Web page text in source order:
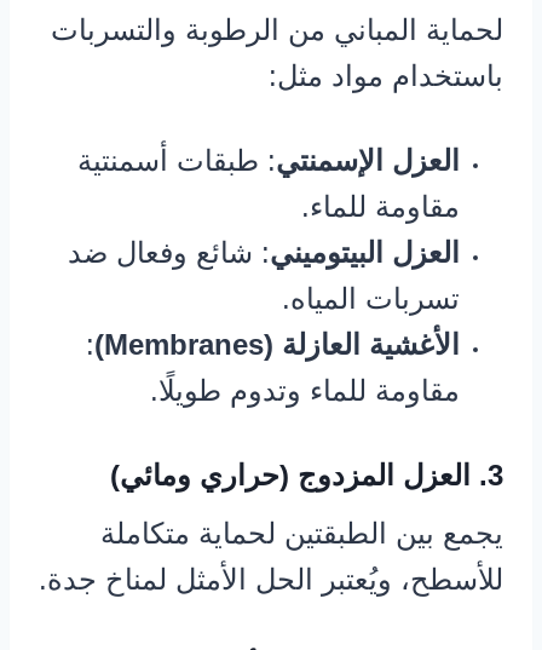
لحماية المباني من الرطوبة والتسربات
باستخدام مواد مثل:
العزل الإسمنتي: طبقات أسمنتية
مقاومة للماء.
العزل البيتوميني: شائع وفعال ضد
تسربات المياه.
الأغشية العازلة (Membranes)
:
مقاومة للماء وتدوم طويلًا.
3. العزل المزدوج (حراري ومائي)
يجمع بين الطبقتين لحماية متكاملة
للأسطح، ويُعتبر الحل الأمثل لمناخ جدة.